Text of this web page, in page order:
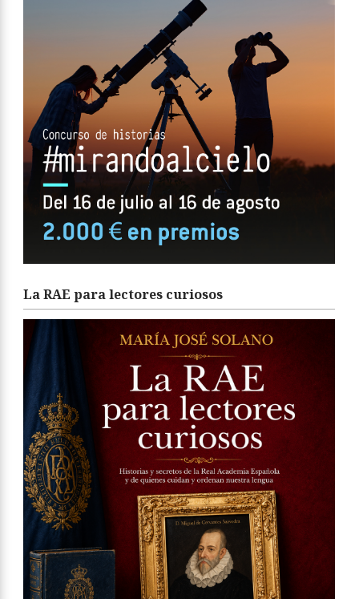
La RAE para lectores curiosos